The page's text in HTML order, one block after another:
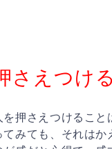
さえつけ
押さえつけること
みても、それはか